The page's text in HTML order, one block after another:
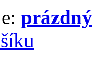
prázdný